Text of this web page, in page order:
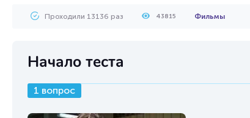
Проходили 13136 раз 43815 Фильмы
Начало теста
1 вопрос